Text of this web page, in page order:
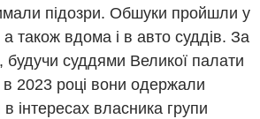
підозри. Обшуки пройшли у
також вдома і в авто суддів. За
будучи суддями Великої палати
в 2023 році вони одержали
інтересах власника групи